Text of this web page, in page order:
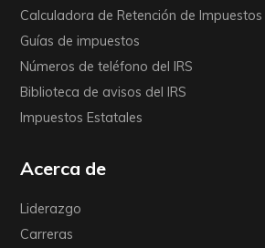
Calculadora de Retención de Impuestos
Guías de impuestos
Números de teléfono del IRS
Biblioteca de avisos del IRS
Impuestos Estatales
Acerca de
Liderazgo
Carreras